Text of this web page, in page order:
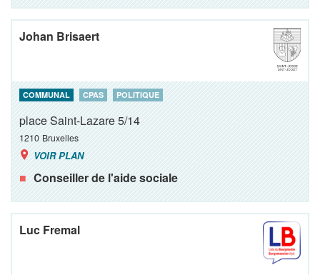
Johan Brisaert
COMMUNAL CPAS POLITIQUE
place Saint-Lazare 5/14
1210 Bruxelles
VOIR PLAN
Conseiller de l'aide sociale
Luc Fremal